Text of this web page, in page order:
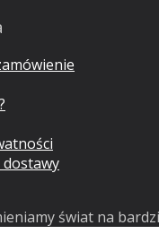
dostawy
świat na